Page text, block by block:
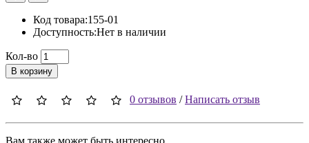
Код товара:155-01
Доступность:Нет в наличии
Кол-во
В корзину
0 отзывов /Написать отзыв
Вам также может быть интересно